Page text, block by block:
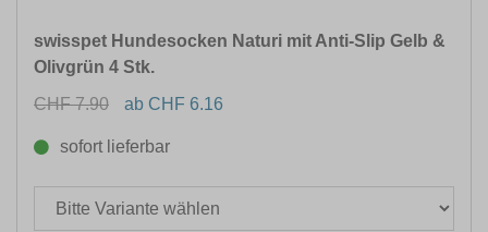
swisspet Hundesocken Naturi mit Anti-Slip Gelb &
Olivgrün 4 Stk.
CHF 7.90
ab CHF 6.16
sofort lieferbar